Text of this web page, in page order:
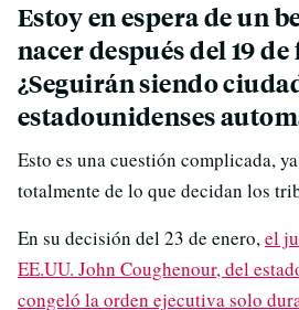
Estoy en espera de un
nacer después del 19
¿Seguirán siendo
estadounidenses
Esto es una cuestión complicada,
totalmente de lo que decidan los
En su decisión del 23 de enero,el
EE.UU. John Coughenour, del
congeló la orden ejecutiva solo